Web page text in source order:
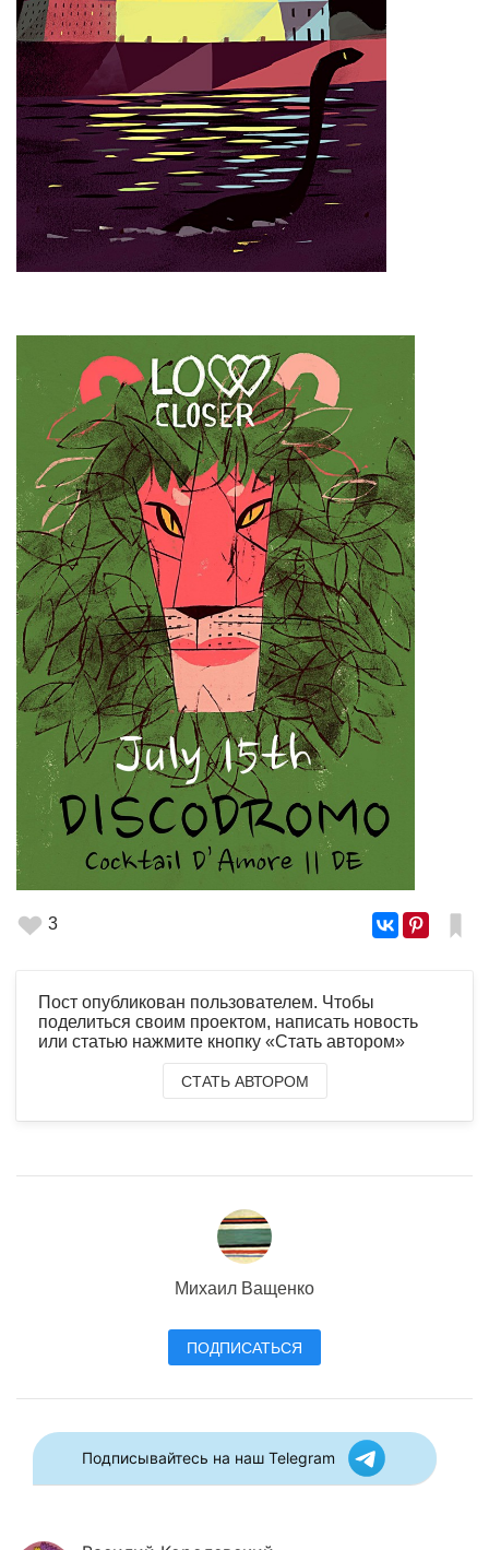
3
Пост опубликован пользователем. Чтобы
поделиться своим проектом, написать новость
или статью нажмите кнопку «Стать автором»
СТАТЬ АВТОРОМ
Михаил Ващенко
ПОДПИСАТЬСЯ
Подписывайтесь на наш Telegram